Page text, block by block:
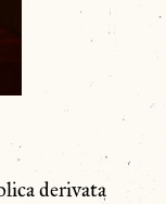
derivata